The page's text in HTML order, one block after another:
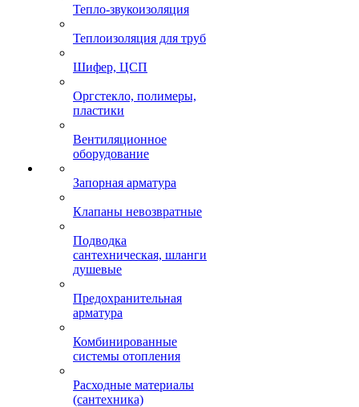
Тепло-звукоизоляция
Теплоизоляция для труб
Шифер, ЦСП
Оргстекло, полимеры,
пластики
Вентиляционное
оборудование
Запорная арматура
Клапаны невозвратные
Подводка
сантехническая, шланги
душевые
Предохранительная
арматура
Комбинированные
системы отопления
Расходные материалы
(сантехника)